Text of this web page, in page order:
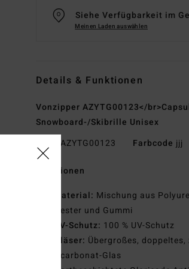
Siehe Verfügbarkeit im
Meinen Laden auswählen
Details & Funktionen
Vonzipper AZYTG00123</
Snowboard-/Skibrille Unisex
AZYTG00123 Farbcode jjj
Funktionen
Material: Mischung aus
Polyester und Gummi
UV-Schutz: 100 % UV-Schutz
Gläser: Übergroßes,
Polycarbonat-Glas